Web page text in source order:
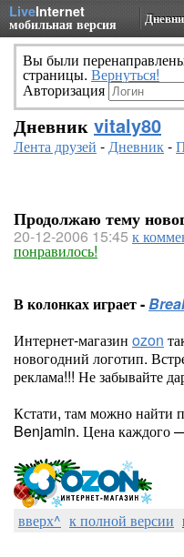
LiveInternet
мобильная версия
Вы были
страницы. Вернуться!
Авторизация
Дневник vitaly80
Лента друзей -Дневник-
Продолжаю тему
20-12-2006 15:45 к
понравилось!
В колонках играет -
Интернет-магазин ozon
новогодний логотип.
реклама!!! Не забывайте
Кстати, там можно найти
Benjamin. Цена каждого
вверх^ к полной версии